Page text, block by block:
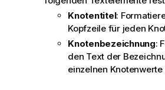
Knotentitel:
Kopfzeile für jeden
Knotenbezeichnung:
den Text der
einzelnen